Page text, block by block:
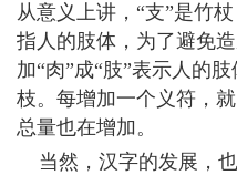
从意义上讲，“支”是竹
指人的肢体，为了避免
加“肉”成“肢”表示人的
枝。每增加一个义符，
总量也在增加。
当然，汉字的发展，